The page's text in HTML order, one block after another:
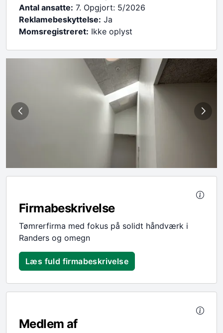
Antal ansatte: 7. Opgjort: 5/2026
Reklamebeskyttelse: Ja
Momsregistreret: Ikke oplyst
Firmabeskrivelse
Tømrerfirma med fokus på solidt håndværk i
Randers og omegn
Læs fuld firmabeskrivelse
Medlem af